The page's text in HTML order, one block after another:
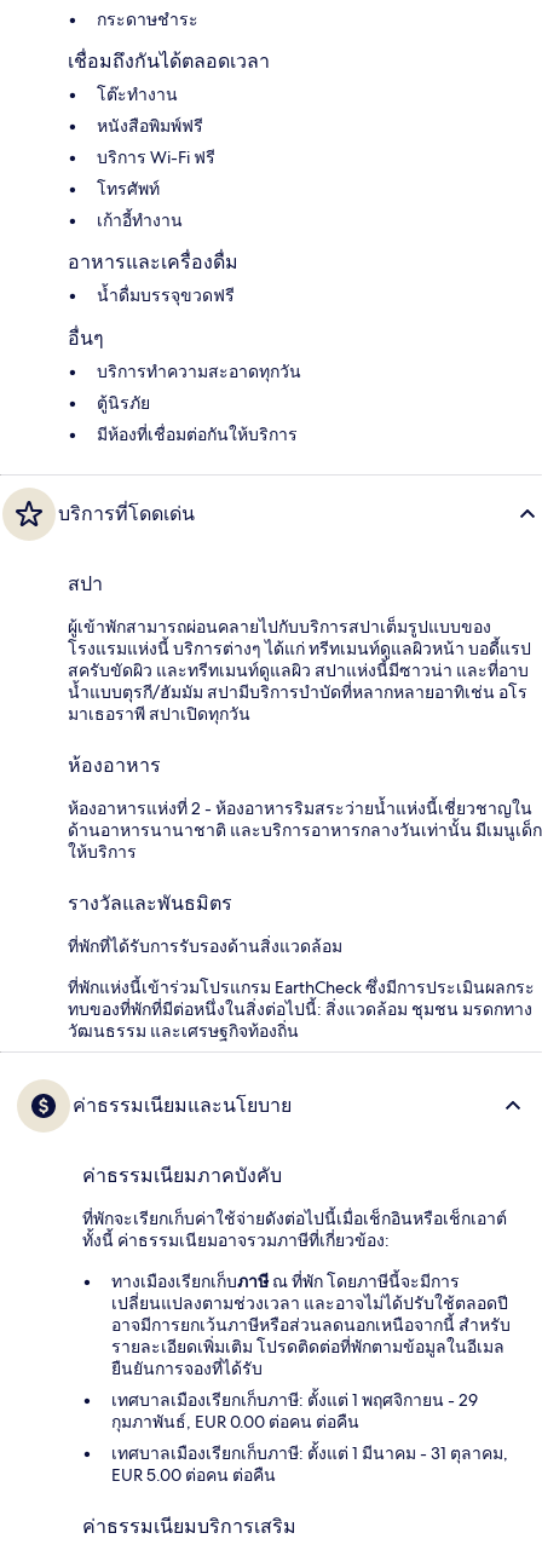
กระดาษชำระ
เชื่อมถึงกันได้ตลอดเวลา
โต๊ะทำงาน
หนังสือพิมพ์ฟรี
บริการ Wi-Fi ฟรี
โทรศัพท์
เก้าอี้ทำงาน
อาหารและเครื่องดื่ม
น้ำดื่มบรรจุขวดฟรี
อื่นๆ
บริการทำความสะอาดทุกวัน
ตู้นิรภัย
มีห้องที่เชื่อมต่อกันให้บริการ
บริการที่โดดเด่น
สปา
ผู้เข้าพักสามารถผ่อนคลายไปกับบริการสปาเต็มรูปแบบของ
โรงแรมแห่งนี้ บริการต่างๆ ได้แก่ ทรีทเมนท์ดูแลผิวหน้า บอดี้แรป
สครับขัดผิว และทรีทเมนท์ดูแลผิว สปาแห่งนี้มีซาวน่า และที่อาบ
น้ำแบบตุรกี/ฮัมมัม สปามีบริการบำบัดที่หลากหลายอาทิเช่น อโร
มาเธอราพี สปาเปิดทุกวัน
ห้องอาหาร
ห้องอาหารแห่งที่ 2 - ห้องอาหารริมสระว่ายน้ำแห่งนี้เชี่ยวชาญใน
ด้านอาหารนานาชาติ และบริการอาหารกลางวันเท่านั้น มีเมนูเด็ก
ให้บริการ
รางวัลและพันธมิตร
ที่พักที่ได้รับการรับรองด้านสิ่งแวดล้อม
ที่พักแห่งนี้เข้าร่วมโปรแกรม EarthCheck ซึ่งมีการประเมินผลกระ
ทบของที่พักที่มีต่อหนึ่งในสิ่งต่อไปนี้: สิ่งแวดล้อม ชุมชน มรดกทาง
วัฒนธรรม และเศรษฐกิจท้องถิ่น
ค่าธรรมเนียมและนโยบาย
ค่าธรรมเนียมภาคบังคับ
ที่พักจะเรียกเก็บค่าใช้จ่ายดังต่อไปนี้เมื่อเช็กอินหรือเช็กเอาต์
ทั้งนี้ ค่าธรรมเนียมอาจรวมภาษีที่เกี่ยวข้อง:
ทางเมืองเรียกเก็บภาษีณ ที่พัก โดยภาษีนี้จะมีการ
เปลี่ยนแปลงตามช่วงเวลา และอาจไม่ได้ปรับใช้ตลอดปี
อาจมีการยกเว้นภาษีหรือส่วนลดนอกเหนือจากนี้ สำหรับ
รายละเอียดเพิ่มเติม โปรดติดต่อที่พักตามข้อมูลในอีเมล
ยืนยันการจองที่ได้รับ
เทศบาลเมืองเรียกเก็บภาษี: ตั้งแต่ 1 พฤศจิกายน - 29
กุมภาพันธ์, EUR 0.00 ต่อคน ต่อคืน
เทศบาลเมืองเรียกเก็บภาษี: ตั้งแต่ 1 มีนาคม - 31 ตุลาคม,
EUR 5.00 ต่อคน ต่อคืน
ค่าธรรมเนียมบริการเสริม